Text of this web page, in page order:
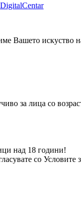
DigitalCentar
Вашето искуство
за лица со
над 18 години!
со